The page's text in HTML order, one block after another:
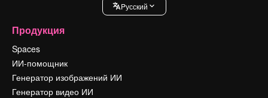
Pусский
Продукция
Spaces
ИИ-помощник
Генератор изображений ИИ
Генератор видео ИИ